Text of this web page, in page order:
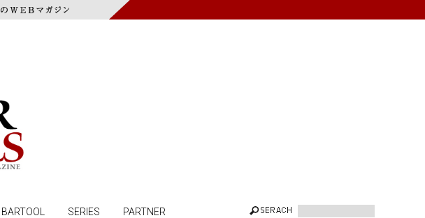
BARTOOL SERIES PARTNER